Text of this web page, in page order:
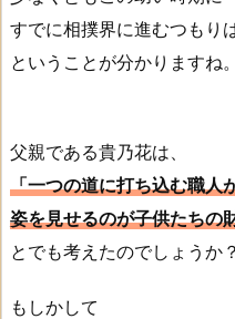
すでに相撲界に進むつもり
ということが分かりますね。
父親である貴乃花は、
「一つの道に打ち込む職人
姿を見せるのが子供たちの
とでも考えたのでしょうか？
もしかして